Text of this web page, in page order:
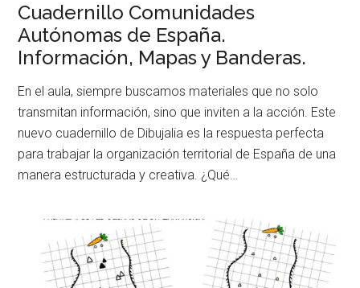
Cuadernillo Comunidades
Autónomas de España.
Información, Mapas y Banderas.
En el aula, siempre buscamos materiales que no solo
transmitan información, sino que inviten a la acción. Este
nuevo cuadernillo de Dibujalia es la respuesta perfecta
para trabajar la organización territorial de España de una
manera estructurada y creativa. ¿Qué…